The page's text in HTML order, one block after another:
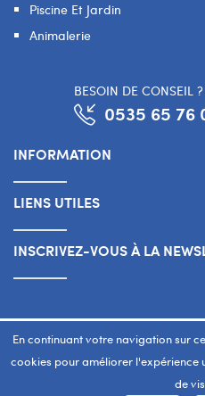
En continuant votre navigation sur
cookies pour améliorer l'expérience
de
Piscine Et Jardin
Animalerie
BESOIN DE CONSEIL ?
0535 65 76
INFORMATION
LIENS UTILES
INSCRIVEZ-VOUS À LA
Copyright 2026 © SMART